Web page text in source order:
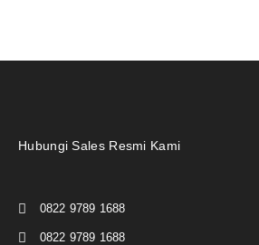
Hubungi Sales Resmi Kami
0822 9789 1688
0822 9789 1688